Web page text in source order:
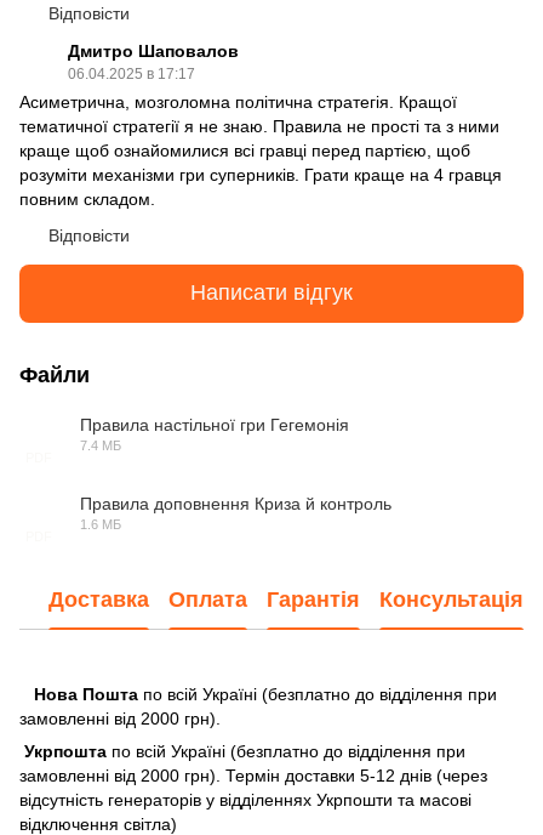
Відповісти
Дмитро Шаповалов
06.04.2025 в 17:17
Асиметрична, мозголомна політична стратегія. Кращої
тематичної стратегії я не знаю. Правила не прості та з ними
краще щоб ознайомилися всі гравці перед партією, щоб
розуміти механізми гри суперників. Грати краще на 4 гравця
повним складом.
Відповісти
Написати відгук
Файли
Правила настільної гри Гегемонія
7.4 МБ
Правила доповнення Криза й контроль
1.6 МБ
Доставка Оплата Гарантія Консультація
Нова Пошта по всій Україні (безплатно до відділення при
замовленні від 2000 грн).
Укрпошта по всій Україні (безплатно до відділення при
замовленні від 2000 грн). Термін доставки 5-12 днів (через
відсутність генераторів у відділеннях Укрпошти та масові
відключення світла)